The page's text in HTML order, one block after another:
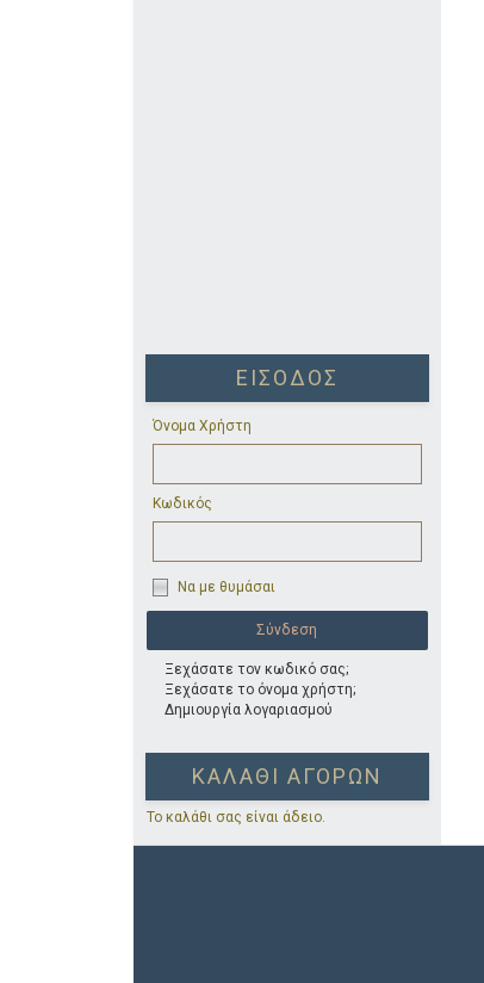
ΕΊΣΟΔΟΣ
Όνομα Χρήστη
Κωδικός
Να με θυμάσαι
Ξεχάσατε τον κωδικό σας;
Ξεχάσατε το όνομα χρήστη;
Δημιουργία λογαριασμού
ΚΑΛΆΘΙ ΑΓΟΡΏΝ
Το καλάθι σας είναι άδειο.